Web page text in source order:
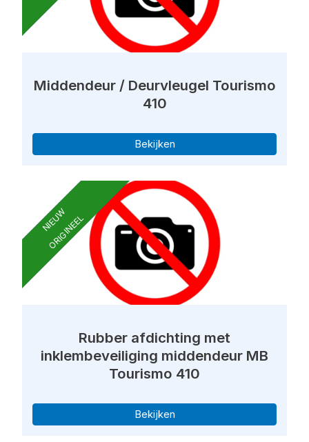
Middendeur / Deurvleugel Tourismo
410
Bekijken
NIEUW
ORIGINEEL
Rubber afdichting met
inklembeveiliging middendeur MB
Tourismo 410
Bekijken